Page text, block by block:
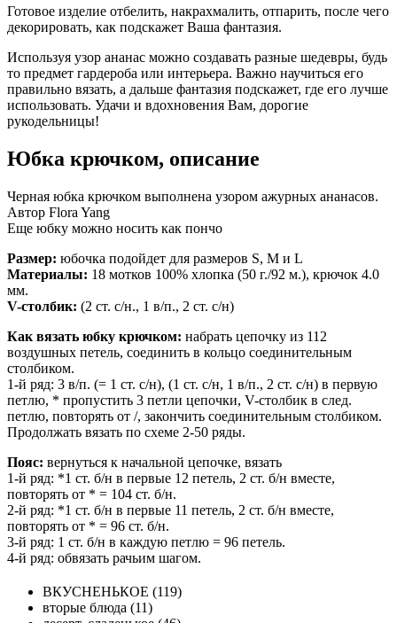
Готовое изделие отбелить, накрахмалить, отпарить, после чего
декорировать, как подскажет Ваша фантазия.
Используя узор ананас можно создавать разные шедевры, будь
то предмет гардероба или интерьера. Важно научиться его
правильно вязать, а дальше фантазия подскажет, где его лучше
использовать. Удачи и вдохновения Вам, дорогие
рукодельницы!
Юбка крючком, описание
Черная юбка крючком выполнена узором ажурных ананасов.
Автор Flora Yang
Еще юбку можно носить как пончо
Размер: юбочка подойдет для размеров S, M и L
Материалы: 18 мотков 100% хлопка (50 г./92 м.), крючок 4.0
мм.
V-столбик: (2 ст. с/н., 1 в/п., 2 ст. с/н)
Как вязать юбку крючком: набрать цепочку из 112
воздушных петель, соединить в кольцо соединительным
столбиком.
1-й ряд: 3 в/п. (= 1 ст. с/н), (1 ст. с/н, 1 в/п., 2 ст. с/н) в первую
петлю, * пропустить 3 петли цепочки, V-столбик в след.
петлю, повторять от /, закончить соединительным столбиком.
Продолжать вязать по схеме 2-50 ряды.
Пояс: вернуться к начальной цепочке, вязать
1-й ряд: *1 ст. б/н в первые 12 петель, 2 ст. б/н вместе,
повторять от * = 104 ст. б/н.
2-й ряд: *1 ст. б/н в первые 11 петель, 2 ст. б/н вместе,
повторять от * = 96 ст. б/н.
3-й ряд: 1 ст. б/н в каждую петлю = 96 петель.
4-й ряд: обвязать рачьим шагом.
ВКУСНЕНЬКОЕ (119)
вторые блюда (11)